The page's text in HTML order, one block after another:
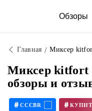
Обзоры
Главная Миксер
Миксер kitfort
обзоры и
# CCCBR #